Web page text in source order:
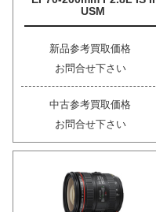
USM
新品参考買取価格
お問合せ下さい
中古参考買取価格
お問合せ下さい